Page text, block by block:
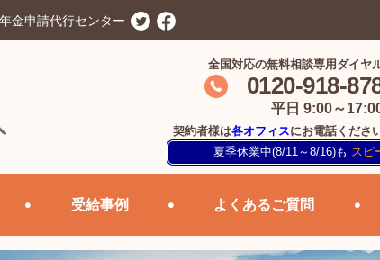
金申請代行センター
全国対応の無料相談専用ダイヤ
0120-918-
平日 9:00～
契約者様は各オフィスにお電話くださ
夏季休業中(8/11～8/16)も スピ
受給事例 よくあるご質問